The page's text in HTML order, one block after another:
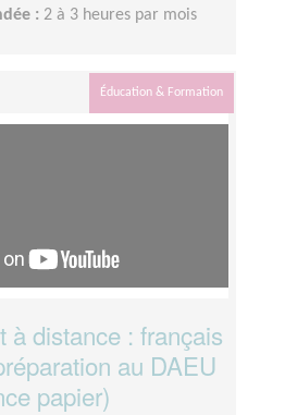
: 2 à 3 heures par mois
Éducation & Formation
à distance : français
au DAEU
papier)